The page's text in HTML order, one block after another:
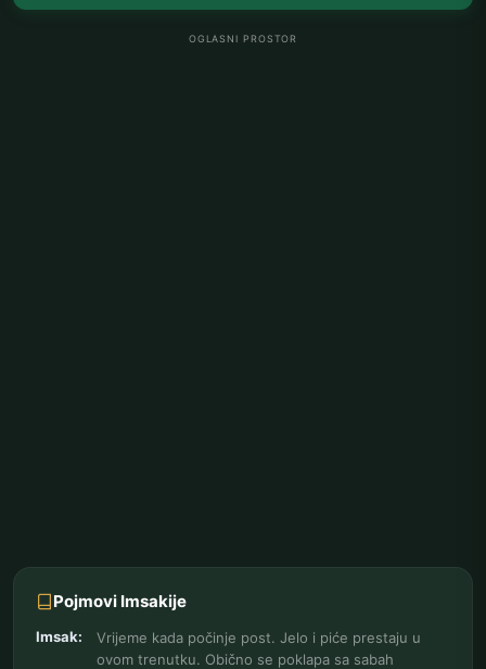
OGLASNI PROSTOR
Pojmovi Imsakije
Imsak:
Vrijeme kada počinje post. Jelo i piće prestaju u
ovom trenutku. Obično se poklapa sa sabah